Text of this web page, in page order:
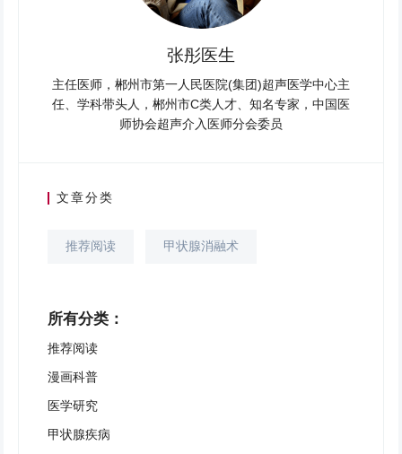
张彤医生
主任医师，郴州市第一人民医院(集团)超声医学中心主
任、学科带头人，郴州市C类人才、知名专家，中国医
师协会超声介入医师分会委员
文章分类
推荐阅读 甲状腺消融术
所有分类：
推荐阅读
漫画科普
医学研究
甲状腺疾病